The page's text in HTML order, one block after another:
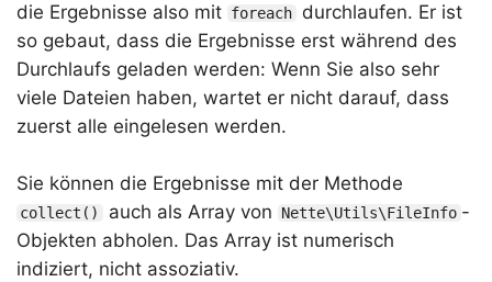
die Ergebnisse also mit foreach
durchlaufen. Er ist
so gebaut, dass die Ergebnisse erst während des
Durchlaufs geladen werden: Wenn Sie also sehr
viele Dateien haben, wartet er nicht darauf, dass
zuerst alle eingelesen werden.
Sie können die Ergebnisse mit der Methode
collect() auch als Array von Nette\Utils\FileInfo -
Objekten abholen. Das Array ist numerisch
indiziert, nicht assoziativ.